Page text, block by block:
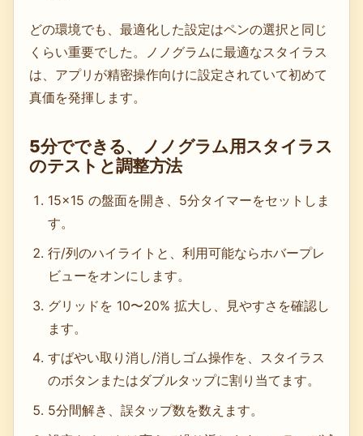
どの環境でも、最適化した設定はペンの選択と同じ
くらい重要でした。ノノグラムに最適なスタイラス
は、アプリが精密操作向けに設定されていて初めて
真価を発揮します。
5分でできる、ノノグラム用スタイラス
のテストと調整方法
15×15 の盤面を開き、5分タイマーをセットしま
す。
行/列のハイライトと、利用可能ならホバープレ
ビューをオンにします。
グリッドを 10〜20% 拡大し、見やすさを確認し
ます。
すばやい取り消し/消しゴム操作を、スタイラス
のボタンまたはダブルタップに割り当てます。
5分間解き、誤タップ数を数えます。